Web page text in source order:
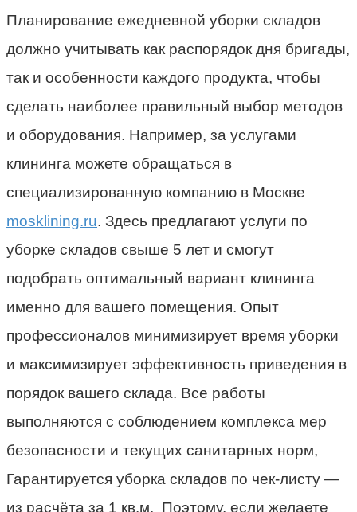
Планирование ежедневной уборки складов
должно учитывать как распорядок дня бригады,
так и особенности каждого продукта, чтобы
сделать наиболее правильный выбор методов
и оборудования. Например, за услугами
клининга можете обращаться в
специализированную компанию в Москве
mosklining.ru. Здесь предлагают услуги по
уборке складов свыше 5 лет и смогут
подобрать оптимальный вариант клининга
именно для вашего помещения. Опыт
профессионалов минимизирует время уборки
и максимизирует эффективность приведения в
порядок вашего склада. Все работы
выполняются с соблюдением комплекса мер
безопасности и текущих санитарных норм,
Гарантируется уборка складов по чек-листу —
из расчёта за 1 кв.м. Поэтому, если желаете